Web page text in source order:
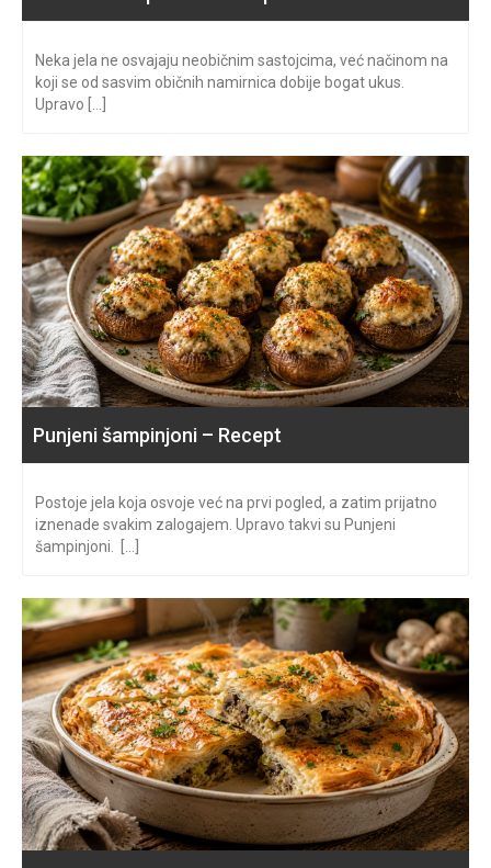
Neka jela ne osvajaju neobičnim sastojcima, već načinom na
koji se od sasvim običnih namirnica dobije bogat ukus.
Upravo [...]
Punjeni šampinjoni – Recept
Postoje jela koja osvoje već na prvi pogled, a zatim prijatno
iznenade svakim zalogajem. Upravo takvi su Punjeni
šampinjoni. [...]